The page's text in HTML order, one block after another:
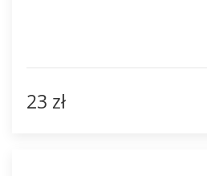
23 zł